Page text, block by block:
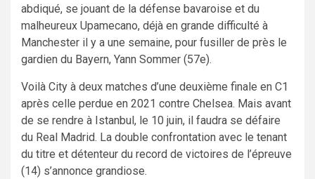
abdiqué, se jouant de la défense bavaroise et du
malheureux Upamecano, déjà en grande difficulté à
Manchester il y a une semaine, pour fusiller de près le
gardien du Bayern, Yann Sommer (57e).
Voilà City à deux matches d’une deuxième finale en C1
après celle perdue en 2021 contre Chelsea. Mais avant
de se rendre à Istanbul, le 10 juin, il faudra se défaire
du Real Madrid. La double confrontation avec le tenant
du titre et détenteur du record de victoires de l’épreuve
(14) s’annonce grandiose.